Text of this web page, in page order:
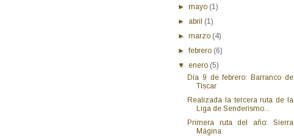
►mayo (1)
► abril (1)
►marzo (4)
►febrero (6)
▼enero (5)
Día 9 de febrero: Barranco de
Tíscar
Realizada la tercera ruta de la
Liga de Senderismo...
Primera ruta del año: Sierra
Mágina